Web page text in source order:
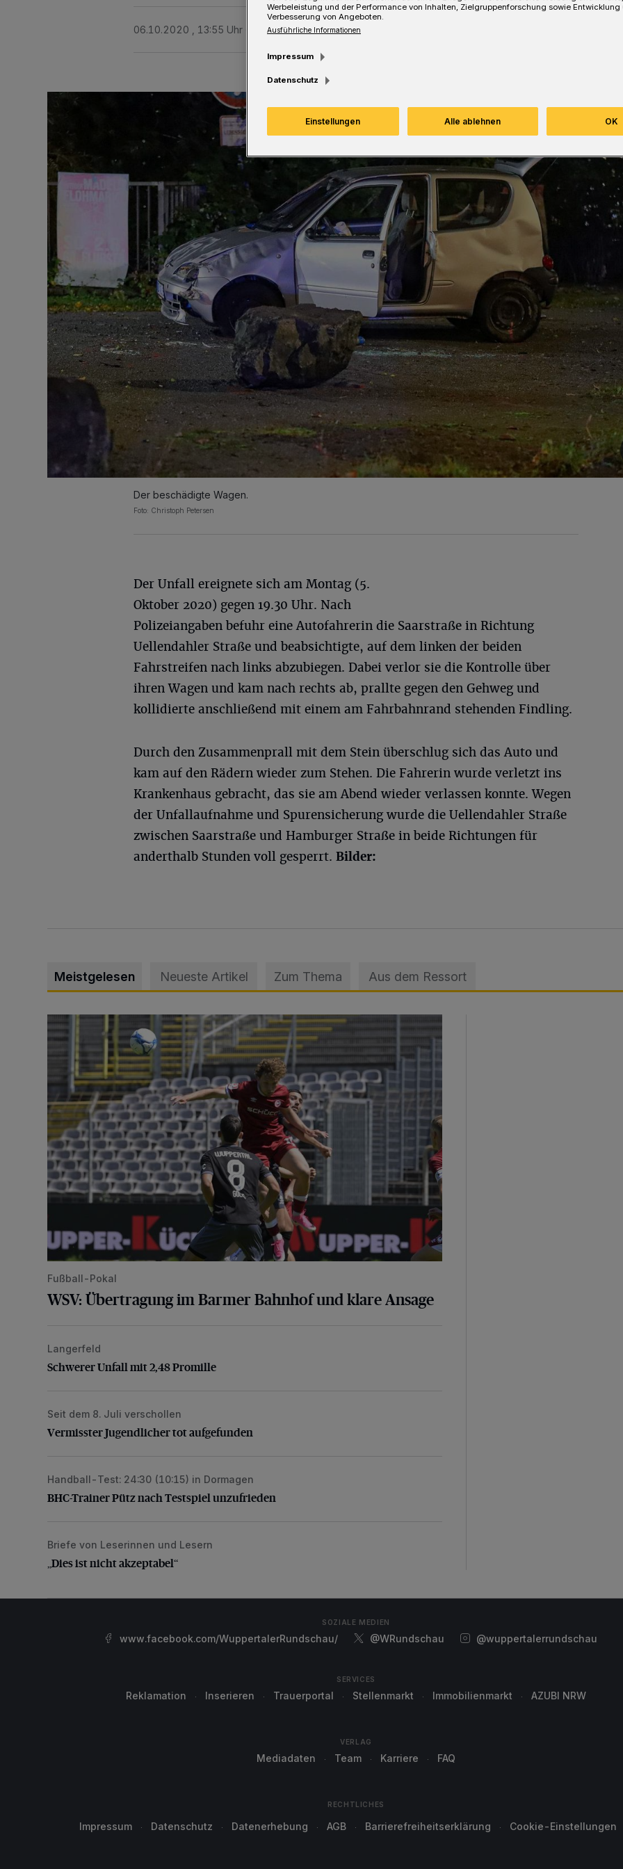
06.10.2020 , 13:55 Uhr Eine Minute Lesezeit
Der beschädigte Wagen.
Foto: Christoph Petersen
Der Unfall ereignete sich am Montag (5.
Oktober 2020) gegen 19.30 Uhr. Nach
Polizeiangaben befuhr eine Autofahrerin die Saarstraße in Richtung
Uellendahler Straße und beabsichtigte, auf dem linken der beiden
Fahrstreifen nach links abzubiegen. Dabei verlor sie die Kontrolle über
ihren Wagen und kam nach rechts ab, prallte gegen den Gehweg und
kollidierte anschließend mit einem am Fahrbahnrand stehenden Findling.
Durch den Zusammenprall mit dem Stein überschlug sich das Auto und
kam auf den Rädern wieder zum Stehen. Die Fahrerin wurde verletzt ins
Krankenhaus gebracht, das sie am Abend wieder verlassen konnte. Wegen
der Unfallaufnahme und Spurensicherung wurde die Uellendahler Straße
zwischen Saarstraße und Hamburger Straße in beide Richtungen für
anderthalb Stunden voll gesperrt. Bilder:
Meistgelesen Neueste Artikel Zum Thema Aus dem Ressort
WSV: Übertragung im Barmer Bahnhof und klare Ansage
Fußball-Pokal
WSV: Übertragung im Barmer Bahnhof und klare Ansage
Schwerer Unfall mit 2,48 Promille
Langerfeld
Schwerer Unfall mit 2,48 Promille
Vermisster Jugendlicher tot aufgefunden
Seit dem 8. Juli verschollen
Vermisster Jugendlicher tot aufgefunden
BHC-Trainer Pütz nach Testspiel unzufrieden
Handball-Test: 24:30 (10:15) in Dormagen
BHC-Trainer Pütz nach Testspiel unzufrieden
„Dies ist nicht akzeptabel“
Briefe von Leserinnen und Lesern
„Dies ist nicht akzeptabel“
SOZIALE MEDIEN
www.facebook.com/WuppertalerRundschau/ @WRundschau @wuppertalerrundschau
SERVICES
Reklamation Inserieren Trauerportal Stellenmarkt Immobilienmarkt AZUBI NRW
VERLAG
Mediadaten Team Karriere FAQ
RECHTLICHES
Impressum Datenschutz Datenerhebung AGB Barrierefreiheitserklärung Cookie-Einstellungen
Werbeleistung und der Performance von Inhalten, Zielgruppenforschung sowie Entwicklung
Verbesserung von Angeboten.
Ausführliche Informationen
Impressum
Datenschutz
Einstellungen Alle ablehnen OK